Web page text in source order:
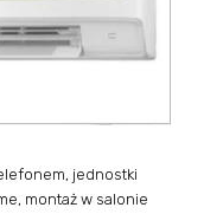
jednostki
montaż w salonie